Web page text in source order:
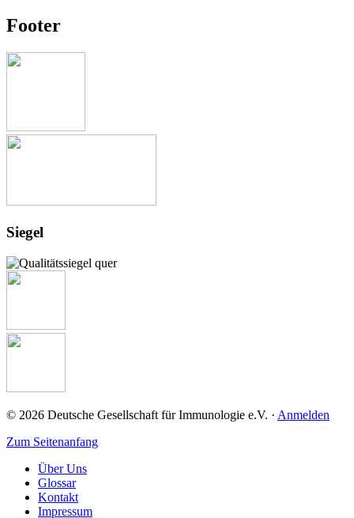
Footer
Siegel
© 2026 Deutsche Gesellschaft für Immunologie e.V. · Anmelden
Zum Seitenanfang
Über Uns
Glossar
Kontakt
Impressum